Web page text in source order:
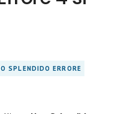
SPLENDIDO ERRORE